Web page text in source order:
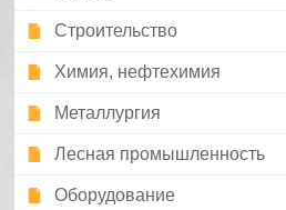
Строительство
Химия, нефтехимия
Металлургия
Лесная промышленность
Оборудование